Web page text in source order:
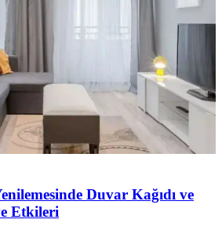
Duvar Kağıdı ve
Etkileri